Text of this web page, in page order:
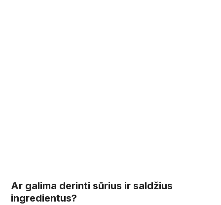
Ar galima derinti sūrius ir saldžius
ingredientus?